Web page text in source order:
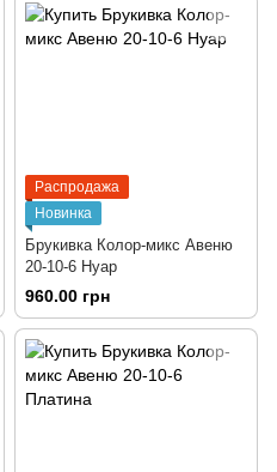
Распродажа
Новинка
Брукивка Колор-микс Авеню
20-10-6 Нуар
960.00 грн